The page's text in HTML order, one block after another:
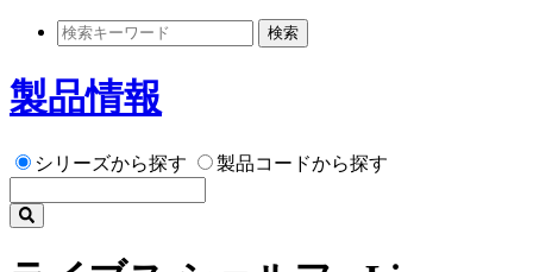
検索
製品情報
シリーズから探す 製品コードから探す